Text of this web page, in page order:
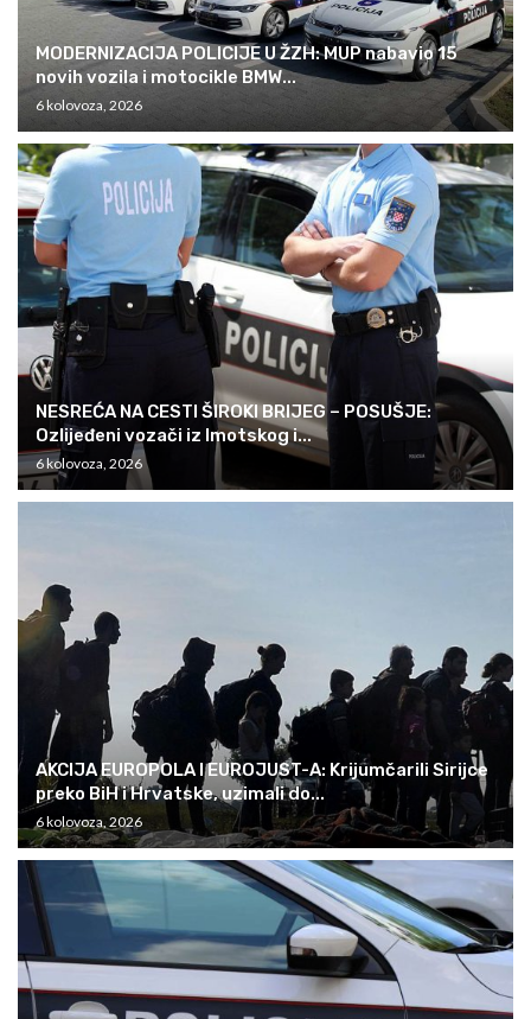
MODERNIZACIJA POLICIJE U ŽZH: MUP nabavio 15
novih vozila i motocikle BMW...
6 kolovoza, 2026
NESREĆA NA CESTI ŠIROKI BRIJEG – POSUŠJE:
Ozlijeđeni vozači iz Imotskog i...
6 kolovoza, 2026
AKCIJA EUROPOLA I EUROJUST-A: Krijumčarili Sirijce
preko BiH i Hrvatske, uzimali do...
6 kolovoza, 2026